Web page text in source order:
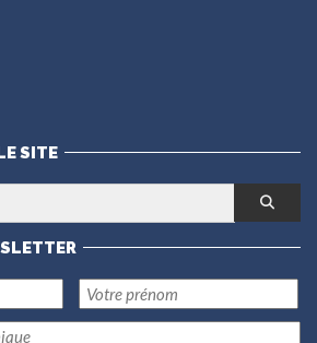
SITE